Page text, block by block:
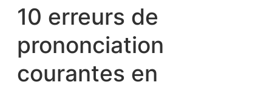
10 erreurs de
prononciation
courantes en